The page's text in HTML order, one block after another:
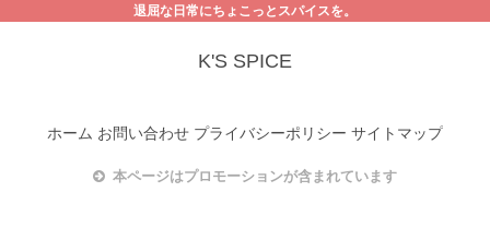
退屈な日常にちょこっとスパイスを。
K'S SPICE
ホーム お問い合わせ プライバシーポリシー サイトマップ
本ページはプロモーションが含まれています